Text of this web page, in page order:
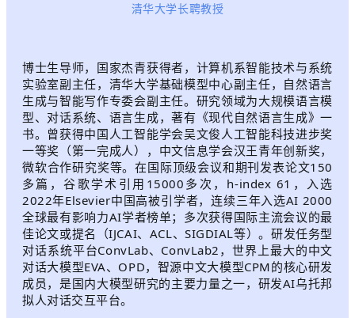
清华大学长聘教授
博士生导师，国家杰青获得者，计算机系智能技术与系统
实验室副主任，清华大学基础模型中心副主任，自然语言
生成与智能写作专委会副主任。研究领域为大规模语言模
型、对话系统、语言生成，著有《现代自然语言生成》一
书。曾获得中国人工智能学会吴文俊人工智能科技进步奖
一等奖（第一完成人），中文信息学会汉王青年创新奖，
微软合作研究奖等。在国际顶级会议和期刊发表论文150
多篇，谷歌学术引用15000多次，h-index 61，入选
2022年Elsevier中国高被引学者，连续三年入选AI 2000
全球最有影响力AI学者榜单；多次获得国际主流会议的最
佳论文或提名（IJCAI、ACL、SIGDIAL等）。研发任务型
对话系统平台ConvLab、ConvLab2，世界上最大的中文
对话大模型EVA、OPD，智源中文大模型CPM的核心研发
成员，是国内大模型研究的主要力量之一，研发AI乌托邦
拟人对话交互平台。